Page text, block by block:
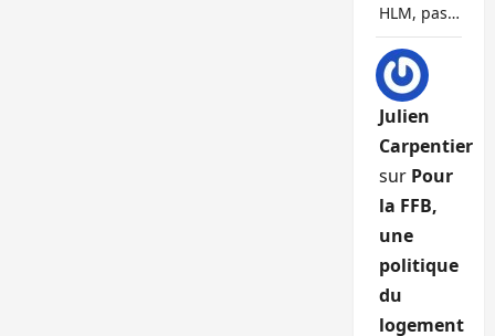
HLM, pas…
Julien
Carpentier
sur Pour
la FFB,
une
politique
du
logement